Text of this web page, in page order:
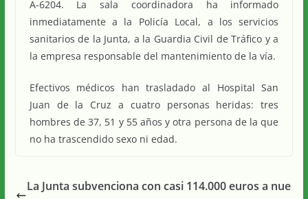
A-6204. La sala coordinadora ha informado
inmediatamente a la Policía Local, a los servicios
sanitarios de la Junta, a la Guardia Civil de Tráfico y a
la empresa responsable del mantenimiento de la vía.
Efectivos médicos han trasladado al Hospital San
Juan de la Cruz a cuatro personas heridas: tres
hombres de 37, 51 y 55 años y otra persona de la que
no ha trascendido sexo ni edad.
La Junta subvenciona con casi 114.000 euros a nue